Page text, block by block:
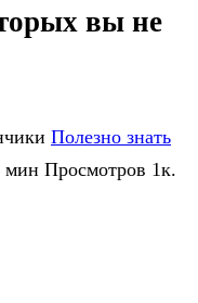
вы не
Полезно знать
мин Просмотров 1к.